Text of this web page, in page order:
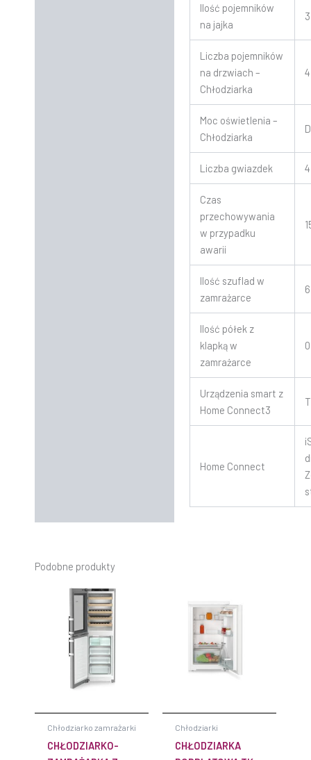
Ilość pojemników
na jajka
3
Liczba pojemników
na drzwiach –
Chłodziarka
4
Moc oświetlenia –
Chłodziarka
Liczba gwiazdek 4
Czas
przechowywania
w przypadku
awarii
Ilość szuflad w
zamrażarce
6
Ilość półek z
klapką w
zamrażarce
0
Urządzenia smart z
Home Connect3
Home Connect
Podobne produkty
Chłodziarko zamrażarki
CHŁODZIARKO-
Chłodziarki
CHŁODZIARKA